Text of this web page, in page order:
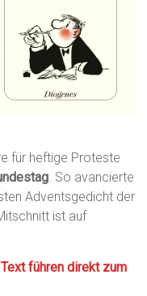
für heftige Proteste
. So avancierte
Adventsgedicht der
ist auf
führen direkt zum